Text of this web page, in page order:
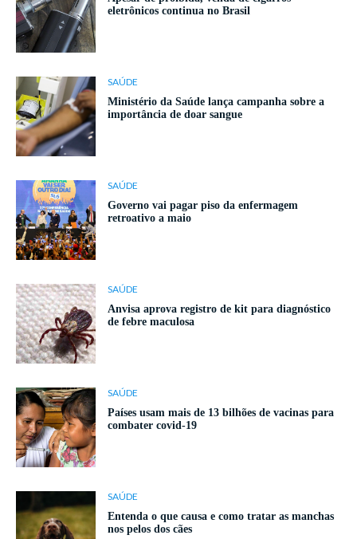
eletrônicos continua no Brasil
SAÚDE
Ministério da Saúde lança campanha sobre a
importância de doar sangue
SAÚDE
Governo vai pagar piso da enfermagem
retroativo a maio
SAÚDE
Anvisa aprova registro de kit para diagnóstico
de febre maculosa
SAÚDE
Países usam mais de 13 bilhões de vacinas para
combater covid-19
SAÚDE
Entenda o que causa e como tratar as manchas
nos pelos dos cães